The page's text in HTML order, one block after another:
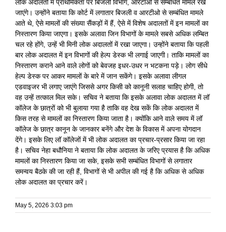
लोक अदालतों में प्राथमिकता पर बिजली विभाग, आरटीओ से सम्बंधित मामले रखे
जाएंगे। उन्होंने बताया कि कोर्ट में लगातार बिजली व आरटीओ से सम्बंधित मामले
आते थे, ऐसे मामलों की संख्या सैंकड़ों में हैं, ऐसे में विशेष अदालतों में इन मामलों का
निस्तारण किया जाएगा। इसके अलावा जिन विभागों के मामले सबसे अधिक लम्बित
चल रहे होंगे, उन्हें भी मिनी लोक अदालतों में रखा जाएगा। उन्होंने बताया कि पहली
बार लोक अदालत में इन विभागों की हेल्प डेस्क भी लगाई जाएगी। ताकि मामलों का
निस्तारण कराने आने वाले लोगों को बेवजह इधर-उधर न भटकना पड़े। लोग सीधे
हेल्प डेस्क पर आकर मामलों के बारे में जान सकेंगे। इसके अलावा लीगल
एडवाइजर भी लगाए जाएंगे जिससे अगर किसी को कानूनी सलाह चाहिए होगी, तो
वह उन्हें तत्काल मिल सके। सचिव ने बताया कि इसके अलावा लोक अदालत में लॉ
कॉलेज के छात्रों को भी बुलाया गया है ताकि वह देख सकें कि लोक अदालत में
किस तरह से मामलों का निस्तारण किया जाता है। क्योंकि आने वाले समय में लॉ
कॉलेज के छात्र कानून के जानकार बनेंगे और देश के विकास में अपना योगदान
देंगे। इसके लिए लॉ कॉलेजों में भी लोक अदालत का प्रचार-प्रसार किया जा रहा
है। सचिव नेहा बधौनिया ने बताया कि लोक अदालत के जरिए प्रयास है कि अधिक
मामलों का निस्तारण किया जा सके, इसके सभी सम्बंधित विभागों से लगातार
समन्वय बैठके की जा रही हैं, विभागों से भी अपील की गई है कि अधिक से अधिक
लोक अदालत का प्रचार करें।
May 5, 2026 3:03 pm